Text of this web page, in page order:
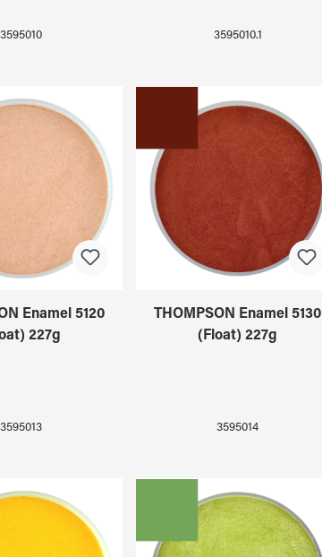
3595010 3595010.1
Enamel 5120
227g
3595013
THOMPSON Enamel 5130
(Float) 227g
3595014